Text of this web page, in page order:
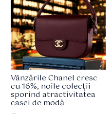
Vânzările Chanel cresc
cu 16%, noile colecții
sporind atractivitatea
casei de modă